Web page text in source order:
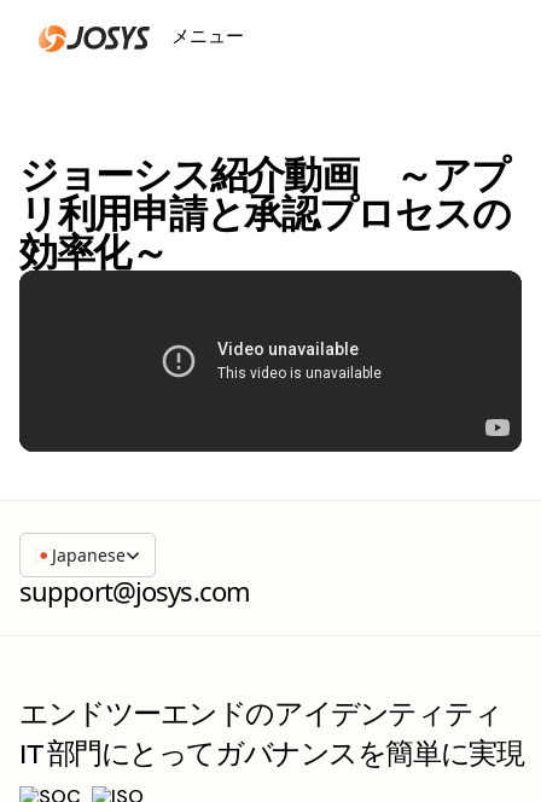
メニュー
ジョーシス紹介動画 ～アプ
リ利用申請と承認プロセスの
効率化～
support@josys.com
Japanese
エンドツーエンドのアイデンティティ
IT 部門にとってガバナンスを簡単に実現